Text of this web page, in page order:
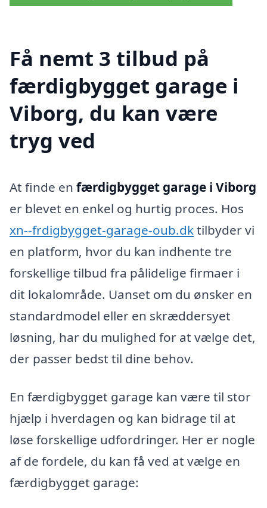
Få nemt 3 tilbud på
færdigbygget garage i
Viborg, du kan være
tryg ved
At finde en færdigbygget garage i Viborg
er blevet en enkel og hurtig proces. Hos
xn--frdigbygget-garage-oub.dktilbyder vi
en platform, hvor du kan indhente tre
forskellige tilbud fra pålidelige firmaer i
dit lokalområde. Uanset om du ønsker en
standardmodel eller en skræddersyet
løsning, har du mulighed for at vælge det,
der passer bedst til dine behov.
En færdigbygget garage kan være til stor
hjælp i hverdagen og kan bidrage til at
løse forskellige udfordringer. Her er nogle
af de fordele, du kan få ved at vælge en
færdigbygget garage: